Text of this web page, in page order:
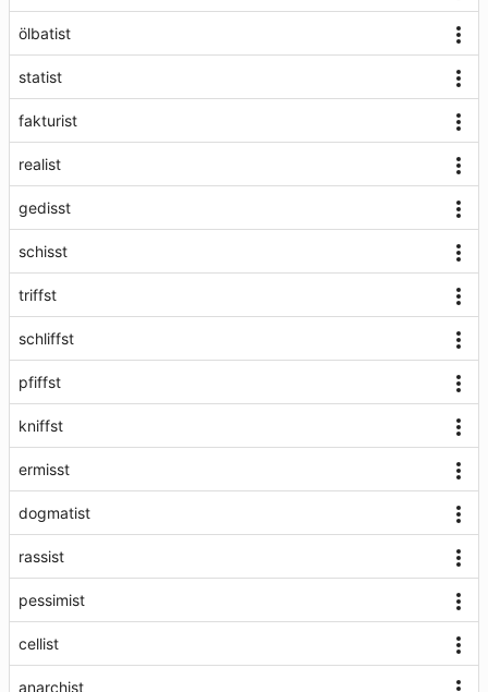
ölbatist
statist
fakturist
realist
gedisst
schisst
triffst
schliffst
pfiffst
kniffst
ermisst
dogmatist
rassist
pessimist
cellist
anarchist